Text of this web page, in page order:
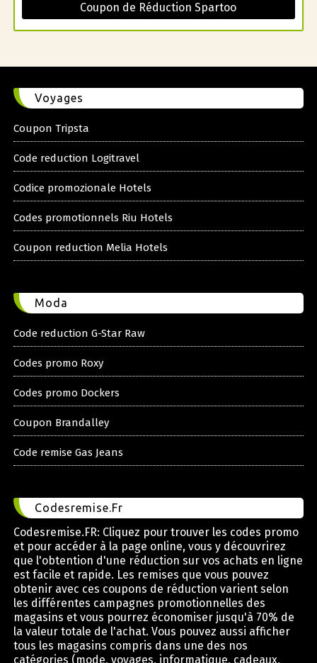
Coupon de Réduction Spartoo
Voyages
Coupon Tripsta
Code reduction Logitravel
Codice promozionale Hotels
Codes promotionnels Riu Hotels
Coupon reduction Melia Hotels
Moda
Code reduction G-Star Raw
Codes promo Roxy
Codes promo Dockers
Coupon Brandalley
Code remise Gas Jeans
Codesremise.Fr
Codesremise.FR: Cliquez pour trouver les codes promo
et pour accéder à la page online, vous y découvrirez
que l'obtention d'une réduction sur vos achats en ligne
est facile et rapide. Les remises que vous pouvez
obtenir avec ces coupons de réduction varient selon
les différentes campagnes promotionnelles des
magasins et vous pourrez économiser jusqu'à 70% de
la valeur totale de l'achat. Vous pouvez aussi afficher
tous les magasins compris dans une des nos
catégories (mode, voyages, informatique, cadeaux,